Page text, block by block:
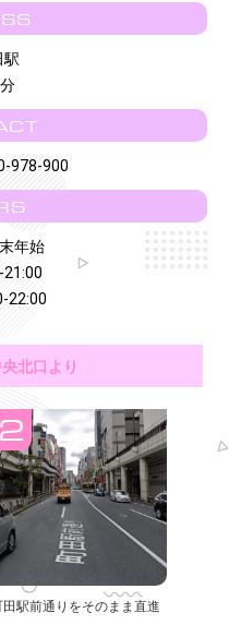
駅
978-900
年始
21:00
22:00
北口より
田駅前通りをそのまま直進